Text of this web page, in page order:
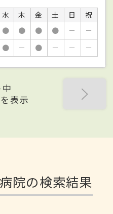
水 木 金 土 日
祝
● ● ● ● －
－
● － ● － － －
表示
院の検索結果